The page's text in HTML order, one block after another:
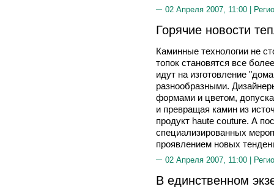
02 Апреля 2007, 11:00 |
Горячие новости
Каминные технологии не
топок становятся все
идут на изготовление
разнообразными.
формами и цветом,
и превращая камин из
продукт haute couture. А
специализированных
проявлением новых
02 Апреля 2007, 11:00 |
В единственном